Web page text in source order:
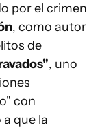
por el crimen
, como autor
de
, uno
con
que la